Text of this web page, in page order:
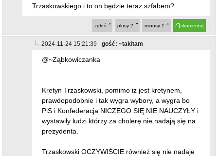
Trzaskowskiego i to on będzie teraz szfabem?
skomentuj
minusy 1
plusy 2
zgłoś
2024-11-24 15:21:39 gość: ~takitam
@~Ząbkowiczanka
Kretyn Trzaskowski, pomimo iż jest kretynem,
prawdopodobnie i tak wygra wybory, a wygra bo
PiS i Konfederacja NICZEGO SIĘ NIE NAUCZYŁY i
wystawiły ludzi którzy za cholerę nie nadają się na
prezydenta.
Trzaskowski OCZYWIŚCIE również się nie nadaje